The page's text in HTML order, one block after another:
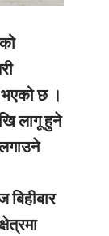
भएको छ ।
लागू हुने
लगाउने